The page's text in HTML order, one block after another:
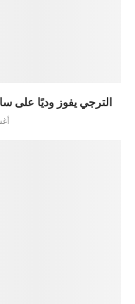
الترجي يفوز وديًا على